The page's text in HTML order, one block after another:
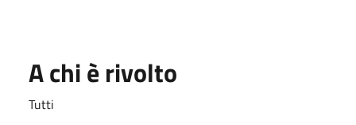
A chi è rivolto
Tutti